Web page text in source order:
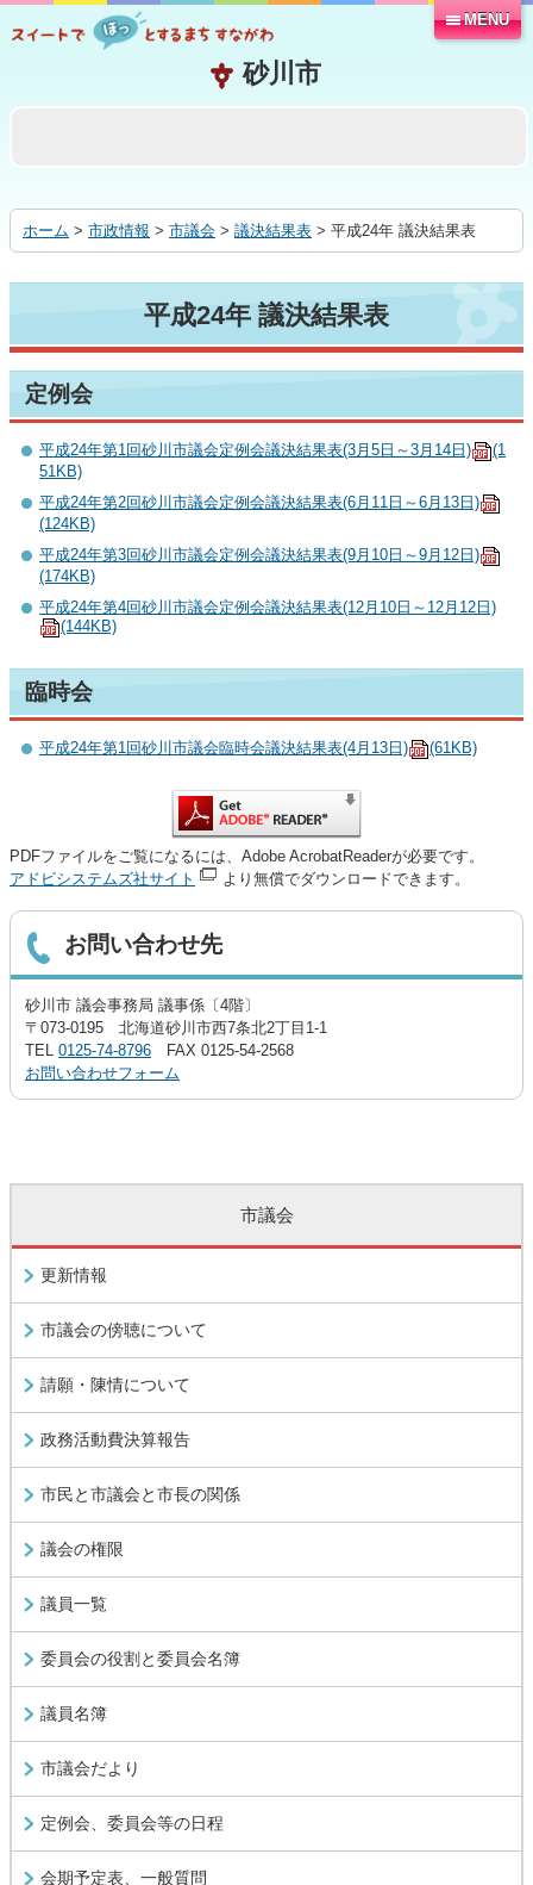
る
MENU
ホーム > 市政情報 > 市議会 > 議決結果表 > 平成24年 議決結果表
平成24年 議決結果表
定例会
平成24年第1回砂川市議会定例会議決結果表(3月5日～3月14日)
(1
51KB)
平成24年第2回砂川市議会定例会議決結果表(6月11日～6月13日)
(124KB)
平成24年第3回砂川市議会定例会議決結果表(9月10日～9月12日)
(174KB)
平成24年第4回砂川市議会定例会議決結果表(12月10日～12月12日)
(144KB)
臨時会
平成24年第1回砂川市議会臨時会議決結果表(4月13日) (61KB)
PDFファイルをご覧になるには、Adobe AcrobatReaderが必要です。
アドビシステムズ社サイト
より無償でダウンロードできます。
お問い合わせ先
砂川市 議会事務局 議事係〔4階〕
〒073-0195 北海道砂川市西7条北2丁目1-1
TEL 0125-74-8796 FAX 0125-54-2568
お問い合わせフォーム
市議会
更新情報
市議会の傍聴について
請願・陳情について
政務活動費決算報告
市民と市議会と市長の関係
議会の権限
議員一覧
委員会の役割と委員会名簿
議員名簿
市議会だより
定例会、委員会等の日程
会期予定表、一般質問